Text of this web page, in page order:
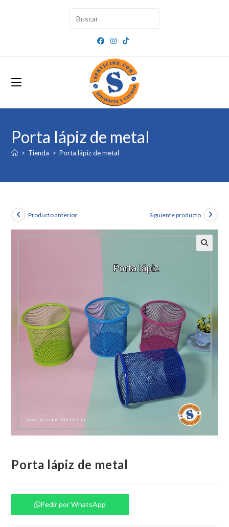
Porta lápiz de metal
> Tienda > Porta lápiz de metal
Producto anterior Siguiente producto
Porta lápiz de metal
Pedir por WhatsApp